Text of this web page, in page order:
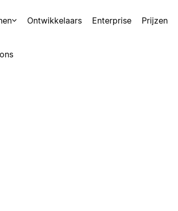
Ontwikkelaars Enterprise Prijzen